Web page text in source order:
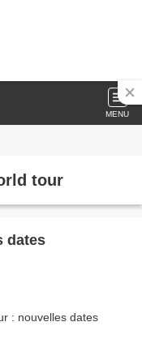
MENU
tour
dates